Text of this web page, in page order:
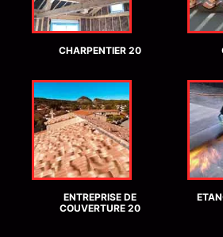
CHARPENTIER 20
ENTREPRISE DE
COUVERTURE 20